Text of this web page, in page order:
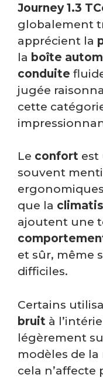
Journey 1.3
globalement
apprécient la
la boîte
conduite
jugée
cette
Le confort est
souvent
que la
ajoutent une
et sûr, même
difficiles.
Certains
bruit à
légèrement
modèles de
cela n’affecte